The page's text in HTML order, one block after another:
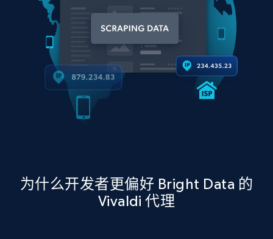
为什么开发者更偏好 Bright Data 的
Vivaldi 代理